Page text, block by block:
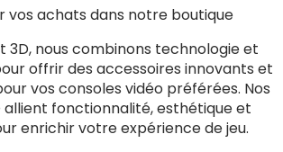
vos achats dans notre boutique
3D, nous combinons technologie et
offrir des accessoires innovants et
vos consoles vidéo préférées. Nos
allient fonctionnalité, esthétique et
enrichir votre expérience de jeu.